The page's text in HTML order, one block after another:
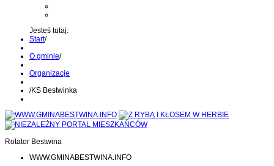
Jesteś tutaj:
Start/
O gminie/
Organizacje
/KS Bestwinka
Rotator Bestwina
WWW.GMINABESTWINA.INFO